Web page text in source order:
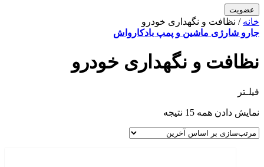
خانه / نظافت و نگهداری خودرو
جارو شارژی ماشین و پمپ بادکارواش
نظافت و نگهداری خودرو
فیلـتر
نمایش دادن همه 15 نتیجه